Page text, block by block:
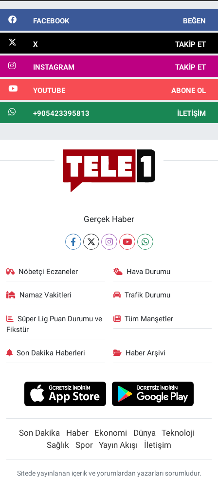
FACEBOOK BEĞEN
X TAKIP ET
INSTAGRAM TAKIP ET
YOUTUBE ABONE OL
+905423395813 İLETIŞIM
Gerçek Haber
Nöbetçi Eczaneler Hava Durumu
Namaz Vakitleri Trafik Durumu
Süper Lig Puan Durumu ve
Fikstür
Tüm Manşetler
Son Dakika Haberleri Haber Arşivi
Son Dakika Haber Ekonomi Dünya
Teknoloji
Sağlık
Spor Yayın Akışı İletişim
Sitede yayınlanan içerik ve yorumlardan yazarları sorumludur.